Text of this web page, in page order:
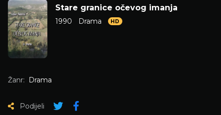
Stare granice očevog imanja
1990 Drama HD
Žanr: Drama
Podijeli